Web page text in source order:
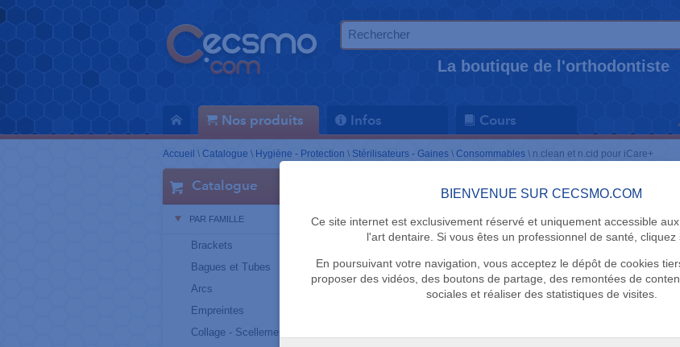
La boutique de l'orthodontiste
Nos produits Infos Cours
BIENVENUE SUR CECSMO.COM
Ce site internet est exclusivement réservé et uniquement accessible
l'art dentaire. Si vous êtes un professionnel de santé, cliquez
En poursuivant votre navigation, vous acceptez le dépôt de cookies
proposer des vidéos, des boutons de partage, des remontées de
sociales et réaliser des statistiques de visites.
Accueil \ Catalogue \ Hygiène - Protection \ Stérilisateurs - Gaines \ Consommables \ n.clean et n.cid pour iCare+
Catalogue
PAR FAMILLE
Brackets
Bagues et Tubes
Arcs
Empreintes
Collage - Scellement
NSK
Le carton de